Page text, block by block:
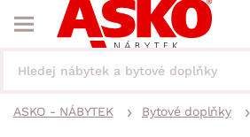
ASKO - NÁBYTEK Bytové doplňky